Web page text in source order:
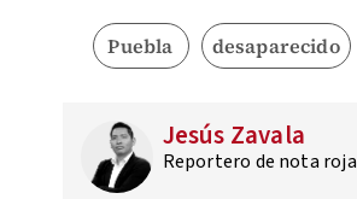
Puebla desaparecido
Jesús Zavala
Reportero de nota roja